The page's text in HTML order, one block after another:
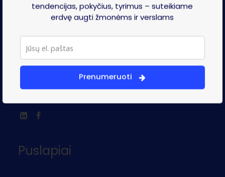
ir žmonėms
Naujienlaiškis
Puslapiai
tendencijas, pokyčius, tyrimus – suteikiame
erdvę augti žmonėms ir verslams
Prenumeruoti